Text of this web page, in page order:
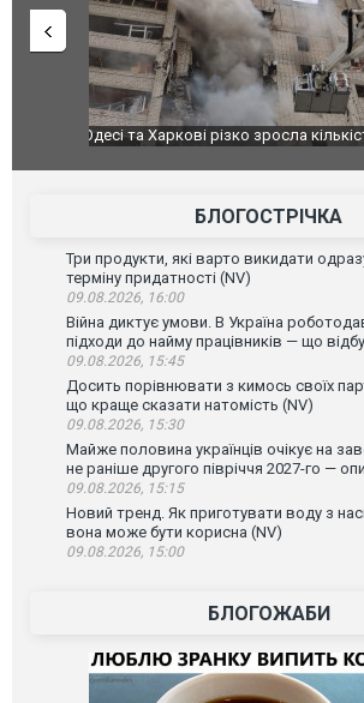
У парламенті Косово прем'єра
БЛОГОСТРІЧКА
Три продукти, які варто викидати
терміну придатності (NV)
09.08.2026, 16:00
Війна диктує умови. В Україна
підходи до найму працівників — що
09.08.2026, 15:45
Досить порівнювати з кимось своїх
що краще сказати натомість (NV)
09.08.2026, 15:30
Майже половина українців очікує на
не раніше другого півріччя 2027-го —
09.08.2026, 15:15
Новий тренд. Як приготувати воду з
вона може бути корисна (NV)
09.08.2026, 15:00
БЛОГОЖАБИ